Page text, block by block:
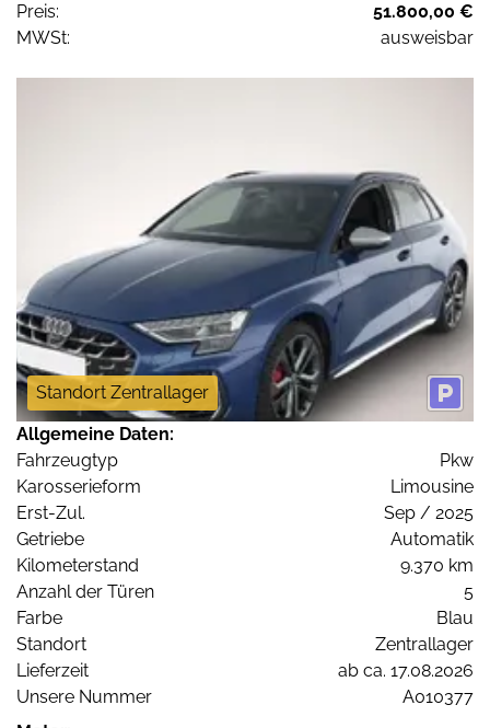
Preis:
51.800,00 €
MWSt:
ausweisbar
Standort Zentrallager
Allgemeine Daten:
Fahrzeugtyp
Pkw
Karosserieform
Limousine
Erst-Zul.
Sep / 2025
Getriebe
Automatik
Kilometerstand
9.370 km
Anzahl der Türen
5
Farbe
Blau
Standort
Zentrallager
Lieferzeit
ab ca. 17.08.2026
Unsere Nummer
A010377